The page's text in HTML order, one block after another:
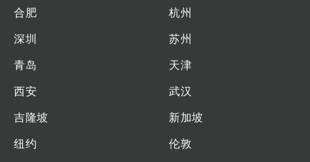
合肥
杭州
深圳
苏州
青岛
天津
西安
武汉
吉隆坡
新加坡
纽约
伦敦